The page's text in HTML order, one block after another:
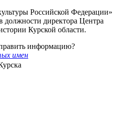
Российской Федерации»
должности директора Центра
Курской области.
информацию?
имен